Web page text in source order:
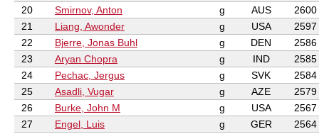
20 Smirnov, Anton g AUS
2600
21
Liang, Awonder g USA
2597
22
Bjerre, Jonas Buhl g DEN
2586
23
Aryan Chopra g IND
2585
24
Pechac, Jergus g SVK
2584
25
Asadli, Vugar g AZE
2579
26
Burke, John M g USA
2567
27
Engel, Luis g GER
2564